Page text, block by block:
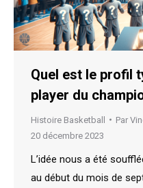
Quel est le profil
player du
Histoire Basketball Par
20 décembre 2023
L’idée nous a été
au début du mois de